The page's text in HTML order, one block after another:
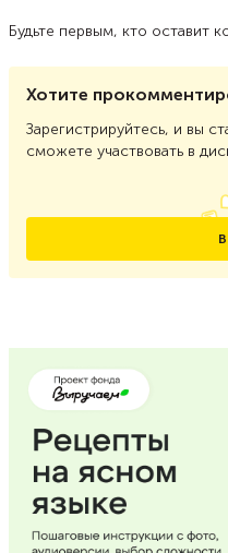
Будьте первым, кто оставит
Хотите
Зарегистрируйтесь, и вы
сможете участвовать в